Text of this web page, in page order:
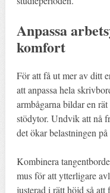
Anpassa
komfort
För att få ut mer av ditt
att anpassa hela
armbågarna bildar en
stödytor. Undvik att nå
det ökar belastningen på
Kombinera
mus för att ytterligare
justerad i rätt höjd så